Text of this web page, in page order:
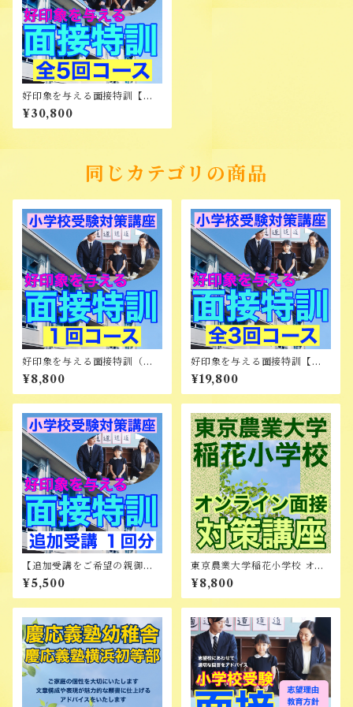
好印象を与える面接特訓【全5
回コース】
¥30,800
同じカテゴリの商品
好印象を与える面接特訓（オ
ンライン）
¥8,800
好印象を与える面接特訓【全3
回コース】
¥19,800
【追加受講をご希望の親御様
向け】好印象を与える面接特
訓 追加受講 1回分
¥5,500
東京農業大学稲花小学校 オン
ライン面接対策講座
¥8,800